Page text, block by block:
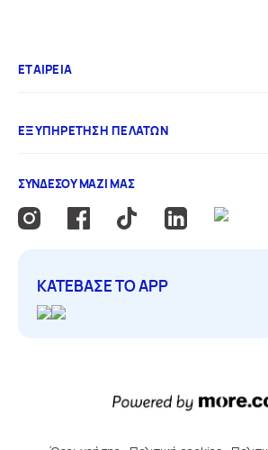
ΕΤΑΙΡΕΙΑ
ΕΞΥΠΗΡΕΤΗΣΗ ΠΕΛΑΤΩΝ
ΣΥΝΔΕΣΟΥ ΜΑΖΙ ΜΑΣ
ΚΑΤΕΒΑΣΕ ΤΟ APP